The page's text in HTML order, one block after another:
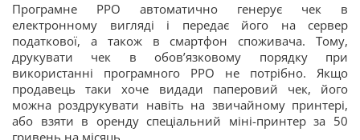
Програмне РРО автоматично генерує чек в
електронному вигляді і передає його на сервер
податкової, а також в смартфон споживача. Тому,
друкувати чек в обов’язковому порядку при
використанні програмного РРО не потрібно. Якщо
продавець таки хоче видади паперовий чек, його
можна роздрукувати навіть на звичайному принтері,
або взяти в оренду спеціальний міні-принтер за 50
гривень на місяць.